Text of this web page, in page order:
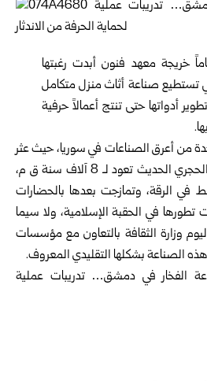
رمضان (21) عاماً خريجة معهد فنون أبدت رغبتها
تستطيع صناعة أثاث منزل متكامل
أدواتها حتى تنتج أعمالاً حرفية
من أعرق الصناعات في سوريا، حيث عثر
على دمى فخارية من العصر الحجري الحديث تعود لـ 8 آلاف سنة ق م،
الرقة، وتمازجت بعدها بالحضارات
في الحقبة الإسلامية، ولا سيما
وزارة الثقافة بالتعاون مع مؤسسات
الصناعة بشكلها التقليدي المعروف.